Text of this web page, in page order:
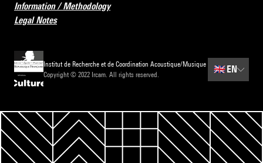
Information / Methodology
Legal Notes
Institut de Recherche et de Coordination Acoustique/Musique
Copyright © 2022 Ircam. All rights reserved.
🇬🇧 EN